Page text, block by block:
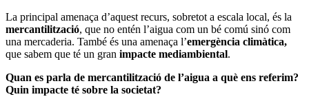
La principal amenaça d’aquest recurs, sobretot a escala local, és la
mercantilització, que no entén l’aigua com un bé comú sinó com
una mercaderia. També és una amenaça l’emergència climàtica,
que sabem que té un gran impacte mediambiental.
Quan es parla de mercantilització de l’aigua a què ens referim?
Quin impacte té sobre la societat?